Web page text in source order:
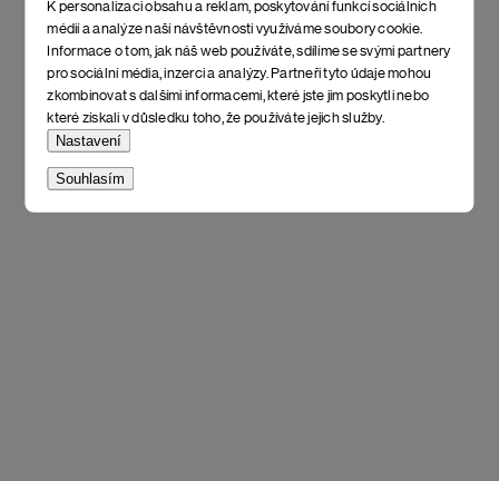
K personalizaci obsahu a reklam, poskytování funkcí sociálních
médií a analýze naší návštěvnosti využíváme soubory cookie.
Informace o tom, jak náš web používáte, sdílíme se svými partnery
pro sociální média, inzerci a analýzy. Partneři tyto údaje mohou
zkombinovat s dalšími informacemi, které jste jim poskytli nebo
které získali v důsledku toho, že používáte jejich služby.
Nastavení
Souhlasím